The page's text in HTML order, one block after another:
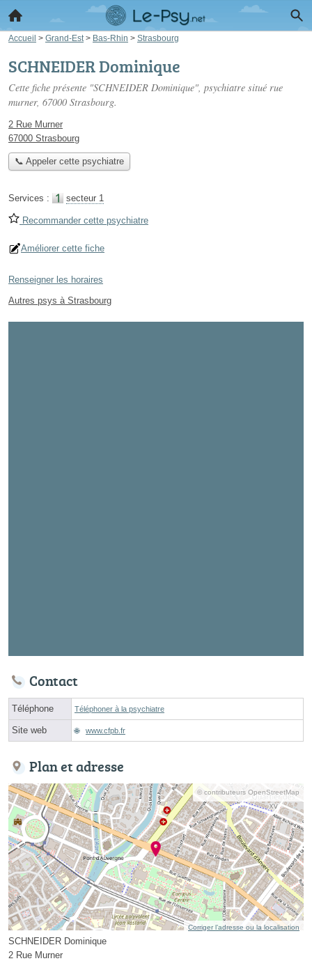
Accueil > Grand-Est > Bas-Rhin > Strasbourg
SCHNEIDER Dominique
Cette fiche présente "SCHNEIDER Dominique", psychiatre situé rue
murner, 67000 Strasbourg.
2 Rue Murner
67000 Strasbourg
📞 Appeler cette psychiatre
Services : secteur 1
Recommander cette psychiatre
Améliorer cette fiche
Renseigner les horaires
Autres psys à Strasbourg
Contact
Téléphone Téléphoner à la psychiatre
Site web www.cfpb.fr
Plan et adresse
© contributeurs OpenStreetMap
Corriger l’adresse ou la localisation
SCHNEIDER Dominique
2 Rue Murner